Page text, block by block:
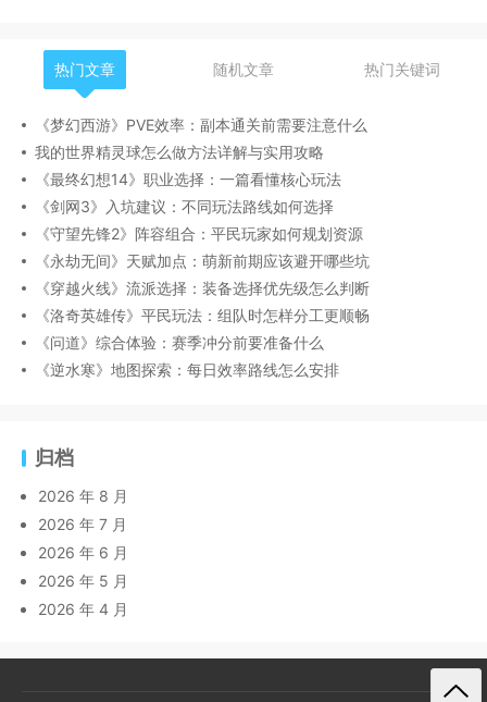
热门文章 随机文章 热门关键词
《梦幻西游》PVE效率：副本通关前需要注意什么
我的世界精灵球怎么做方法详解与实用攻略
《最终幻想14》职业选择：一篇看懂核心玩法
《剑网3》入坑建议：不同玩法路线如何选择
《守望先锋2》阵容组合：平民玩家如何规划资源
《永劫无间》天赋加点：萌新前期应该避开哪些坑
《穿越火线》流派选择：装备选择优先级怎么判断
《洛奇英雄传》平民玩法：组队时怎样分工更顺畅
《问道》综合体验：赛季冲分前要准备什么
《逆水寒》地图探索：每日效率路线怎么安排
归档
2026 年 8 月
2026 年 7 月
2026 年 6 月
2026 年 5 月
2026 年 4 月